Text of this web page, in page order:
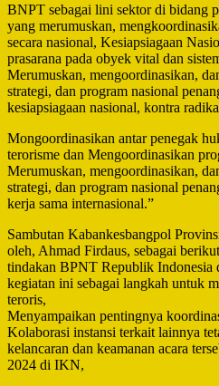
BNPT sebagai lini sektor di bidang
yang merumuskan,
secara nasional, Kesiapsiagaan
prasarana pada obyek vital dan
Merumuskan, mengoordinasikan,
strategi, dan program nasional
kesiapsiagaan nasional, kontra
Mongoordinasikan antar penegak
terorisme dan Mengoordinasikan
Merumuskan, mengoordinasikan,
strategi, dan program nasional
kerja sama internasional.”
Sambutan Kabankesbangpol
oleh, Ahmad Firdaus, sebagai
tindakan BPNT Republik Indonesia
kegiatan ini sebagai langkah untuk
teroris,
Menyampaikan pentingnya
Kolaborasi instansi terkait lainnya
kelancaran dan keamanan acara
2024 di IKN,